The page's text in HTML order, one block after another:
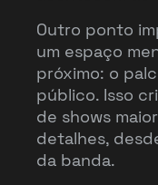
Outro ponto
um espaço
próximo: o
público. Isso
de shows
detalhes,
da banda.